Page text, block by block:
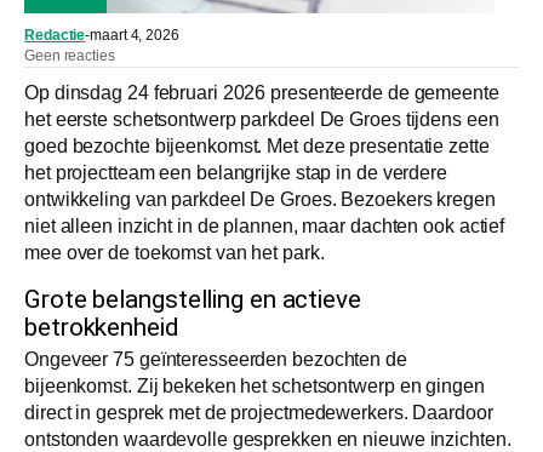
Redactie-maart 4, 2026
Geen reacties
Op dinsdag 24 februari 2026 presenteerde de gemeente
het eerste schetsontwerp parkdeel De Groes tijdens een
goed bezochte bijeenkomst. Met deze presentatie zette
het projectteam een belangrijke stap in de verdere
ontwikkeling van parkdeel De Groes. Bezoekers kregen
niet alleen inzicht in de plannen, maar dachten ook actief
mee over de toekomst van het park.
Grote belangstelling en actieve
betrokkenheid
Ongeveer 75 geïnteresseerden bezochten de
bijeenkomst. Zij bekeken het schetsontwerp en gingen
direct in gesprek met de projectmedewerkers. Daardoor
ontstonden waardevolle gesprekken en nieuwe inzichten.